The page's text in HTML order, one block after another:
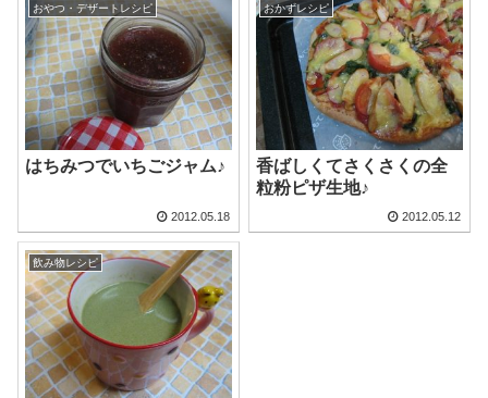
おやつ・デザートレシピ
はちみつでいちごジャム♪
2012.05.18
おかずレシピ
香ばしくてさくさくの全
粒粉ピザ生地♪
2012.05.12
飲み物レシピ